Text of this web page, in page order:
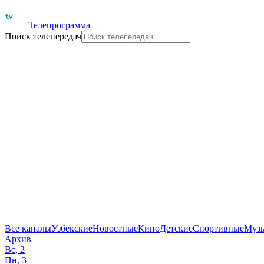
Телепрограмма
Поиск телепередач
Все каналыУзбекскиеНовостныеКиноДетскиеСпортивные
Архив
Вс, 2
Пн, 3